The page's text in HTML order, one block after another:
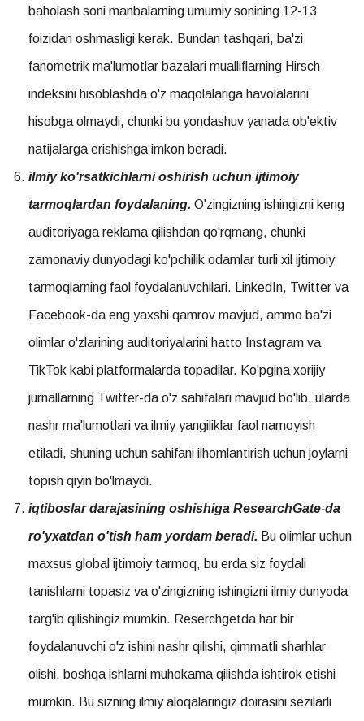
baholash soni manbalarning umumiy sonining 12-13
foizidan oshmasligi kerak. Bundan tashqari, ba'zi
fanometrik ma'lumotlar bazalari mualliflarning Hirsch
indeksini hisoblashda o'z maqolalariga havolalarini
hisobga olmaydi, chunki bu yondashuv yanada ob'ektiv
natijalarga erishishga imkon beradi.
ilmiy ko'rsatkichlarni oshirish uchun ijtimoiy
tarmoqlardan foydalaning. O'zingizning ishingizni keng
auditoriyaga reklama qilishdan qo'rqmang, chunki
zamonaviy dunyodagi ko'pchilik odamlar turli xil ijtimoiy
tarmoqlarning faol foydalanuvchilari. LinkedIn, Twitter va
Facebook-da eng yaxshi qamrov mavjud, ammo ba'zi
olimlar o'zlarining auditoriyalarini hatto Instagram va
TikTok kabi platformalarda topadilar. Ko'pgina xorijiy
jurnallarning Twitter-da o'z sahifalari mavjud bo'lib, ularda
nashr ma'lumotlari va ilmiy yangiliklar faol namoyish
etiladi, shuning uchun sahifani ilhomlantirish uchun joylarni
topish qiyin bo'lmaydi.
iqtiboslar darajasining oshishiga ResearchGate-da
ro'yxatdan o'tish ham yordam beradi. Bu olimlar uchun
maxsus global ijtimoiy tarmoq, bu erda siz foydali
tanishlarni topasiz va o'zingizning ishingizni ilmiy dunyoda
targ'ib qilishingiz mumkin. Reserchgetda har bir
foydalanuvchi o'z ishini nashr qilishi, qimmatli sharhlar
olishi, boshqa ishlarni muhokama qilishda ishtirok etishi
mumkin. Bu sizning ilmiy aloqalaringiz doirasini sezilarli